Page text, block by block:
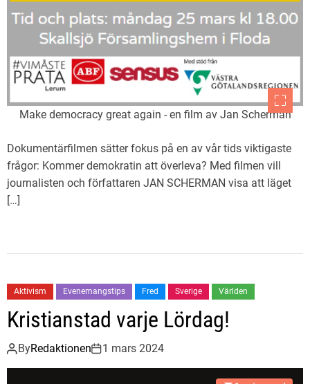
Make democracy great again - en film av Jan Scherman
Dokumentärfilmen sätter fokus på en av vår tids viktigaste
frågor: Kommer demokratin att överleva? Med filmen vill
journalisten och författaren JAN SCHERMAN visa att läget
[…]
Aktivism Evenemangstips Fred Sverige Världen
Kristianstad varje Lördag!
ByRedaktionen 1 mars 2024